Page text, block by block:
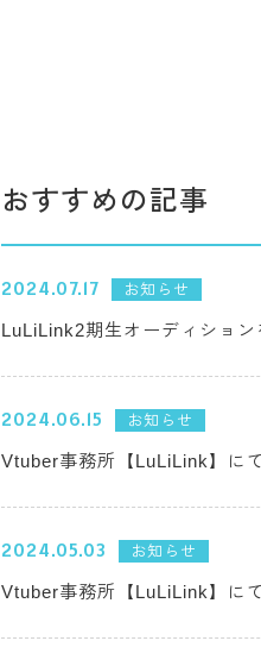
おすすめの記事
2024.07.17 お知らせ
LuLiLink2期生オーディション
2024.06.15 お知らせ
Vtuber事務所【LuLiLink】に
2024.05.03 お知らせ
Vtuber事務所【LuLiLink】に